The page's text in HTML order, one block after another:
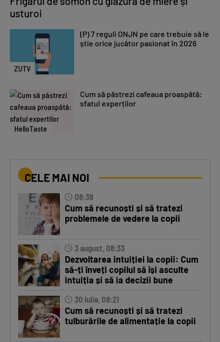
usturoi
ZUTV
(P) 7 reguli ONJN pe care trebuie să le
știe orice jucător pasionat în 2026
HelloTaste
Cum să păstrezi cafeaua proaspătă:
sfatul experților
CELE MAI NOI
08:38
Cum să recunoști și să tratezi
problemele de vedere la copii
3 august, 08:33
Dezvoltarea intuiției la copii: Cum
să-ți înveți copilul să își asculte
intuiția și să ia decizii bune
30 iulie, 08:21
Cum să recunoști și să tratezi
tulburările de alimentație la copii